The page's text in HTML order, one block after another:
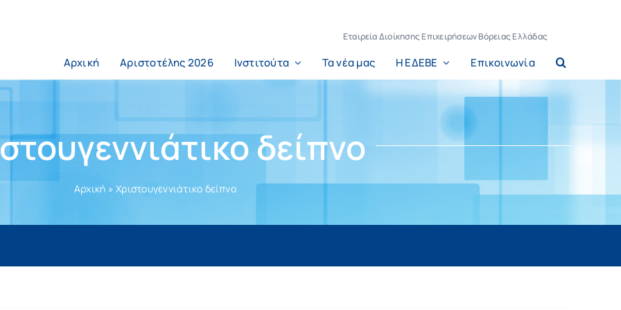
Εταιρεία Διοίκησης Επιχειρήσεων Βόρειας Ελλάδας
Αρχική Αριστοτέλης 2026 Ινστιτούτα Τα νέα μας Η ΕΔΕΒΕ Επικοινωνία
δείπνο
Αρχική »Χριστουγεννιάτικο δείπνο